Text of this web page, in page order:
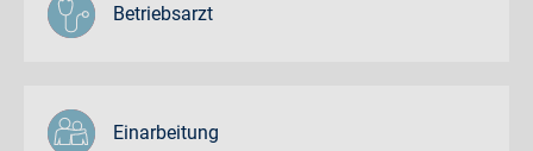
Betriebsarzt
Einarbeitung